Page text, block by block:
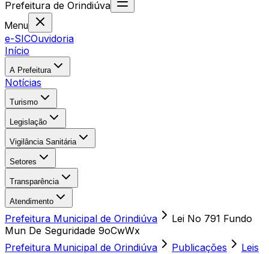
Prefeitura de Orindiúva
Menu
e-SICOuvidoria
Início
A Prefeitura
Notícias
Turismo
Legislação
Vigilância Sanitária
Setores
Transparência
Atendimento
Prefeitura Municipal de Orindiúva
Lei No 791 Fundo
Mun De Seguridade 9oCwWx
Prefeitura Municipal de Orindiúva
Publicações
Leis